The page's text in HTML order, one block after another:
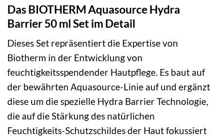
Das BIOTHERM Aquasource Hydra
Barrier 50 ml Set im Detail
Dieses Set repräsentiert die Expertise von
Biotherm in der Entwicklung von
feuchtigkeitsspendender Hautpflege. Es baut auf
der bewährten Aquasource-Linie auf und ergänzt
diese um die spezielle Hydra Barrier Technologie,
die auf die Stärkung des natürlichen
Feuchtigkeits-Schutzschildes der Haut fokussiert